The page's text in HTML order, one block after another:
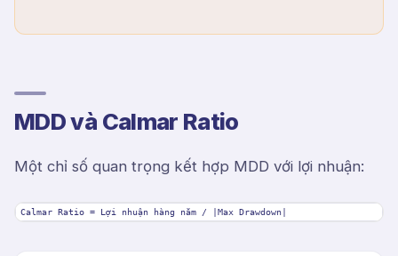
MDD và Calmar Ratio
Một chỉ số quan trọng kết hợp MDD với lợi nhuận:
Calmar Ratio = Lợi nhuận hàng năm / |Max Drawdown|